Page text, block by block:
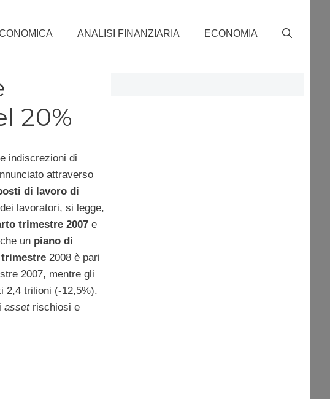
ANALISI FINANZIARIA ECONOMIA
20%
indiscrezioni di
attraverso
di lavoro di
lavoratori, si legge,
trimestre 2007 e
un piano di
2008 è pari
2007, mentre gli
2,4 trilioni (-12,5%).
assetrischiosi e